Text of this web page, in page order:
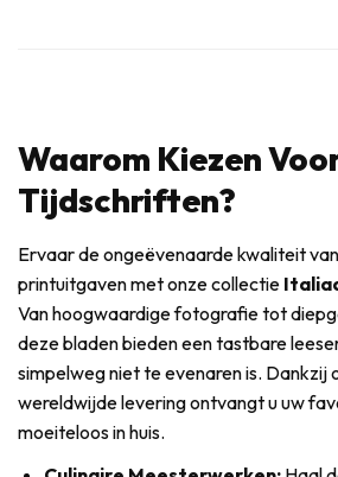
Waarom Kiezen
Tijdschriften?
Ervaar de ongeëvenaarde kwaliteit
printuitgaven met onze collectie
Van hoogwaardige fotografie tot
deze bladen bieden een tastbare
simpelweg niet te evenaren is. Dankzij
wereldwijde levering ontvangt u uw
moeiteloos in huis.